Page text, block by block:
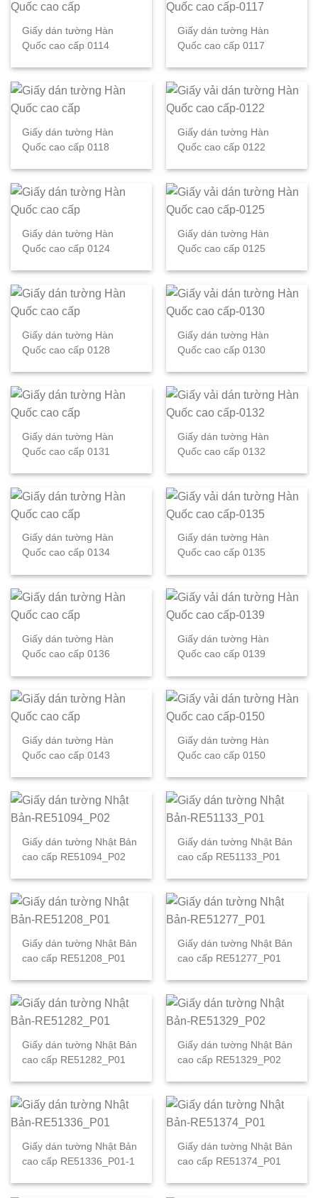
Giấy dán tường Hàn
Quốc cao cấp 0114
Giấy dán tường Hàn
Quốc cao cấp 0117
Giấy dán tường Hàn
Quốc cao cấp 0118
Giấy dán tường Hàn
Quốc cao cấp 0122
Giấy dán tường Hàn
Quốc cao cấp 0124
Giấy dán tường Hàn
Quốc cao cấp 0125
Giấy dán tường Hàn
Quốc cao cấp 0128
Giấy dán tường Hàn
Quốc cao cấp 0130
Giấy dán tường Hàn
Quốc cao cấp 0131
Giấy dán tường Hàn
Quốc cao cấp 0132
Giấy dán tường Hàn
Quốc cao cấp 0134
Giấy dán tường Hàn
Quốc cao cấp 0135
Giấy dán tường Hàn
Quốc cao cấp 0136
Giấy dán tường Hàn
Quốc cao cấp 0139
Giấy dán tường Hàn
Quốc cao cấp 0143
Giấy dán tường Hàn
Quốc cao cấp 0150
Giấy dán tường Nhật Bản
cao cấp RE51094_P02
Giấy dán tường Nhật Bản
cao cấp RE51133_P01
Giấy dán tường Nhật Bản
cao cấp RE51208_P01
Giấy dán tường Nhật Bản
cao cấp RE51277_P01
Giấy dán tường Nhật Bản
cao cấp RE51282_P01
Giấy dán tường Nhật Bản
cao cấp RE51329_P02
Giấy dán tường Nhật Bản
cao cấp RE51336_P01-1
Giấy dán tường Nhật Bản
cao cấp RE51374_P01